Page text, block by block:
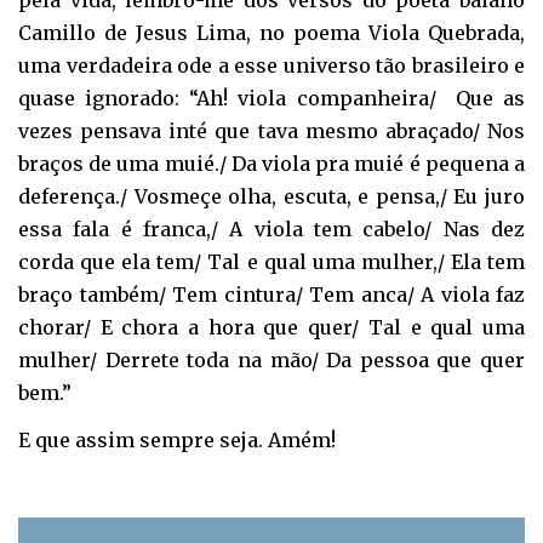
Camillo de Jesus Lima, no poema Viola Quebrada,
uma verdadeira ode a esse universo tão brasileiro e
quase ignorado: “Ah! viola companheira/ Que as
vezes pensava inté que tava mesmo abraçado/ Nos
braços de uma muié./ Da viola pra muié é pequena a
deferença./ Vosmeçe olha, escuta, e pensa,/ Eu juro
essa fala é franca,/ A viola tem cabelo/ Nas dez
corda que ela tem/ Tal e qual uma mulher,/ Ela tem
braço também/ Tem cintura/ Tem anca/ A viola faz
chorar/ E chora a hora que quer/ Tal e qual uma
mulher/ Derrete toda na mão/ Da pessoa que quer
bem.”
E que assim sempre seja. Amém!